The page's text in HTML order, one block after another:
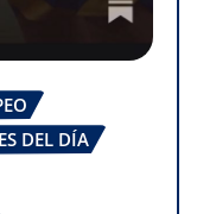
DEL DÍA